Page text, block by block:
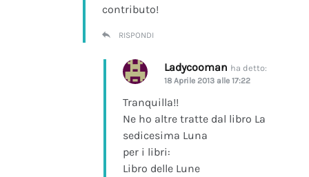
contributo!
RISPONDI
Ladycooman ha detto:
18 Aprile 2013 alle 17:22
Tranquilla!!
Ne ho altre tratte dal libro La
sedicesima Luna
per i libri:
Libro delle Lune